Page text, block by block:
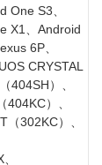
One S3、
X1、Android
6P、
CRYSTAL
404SH）、
）、
302KC）、